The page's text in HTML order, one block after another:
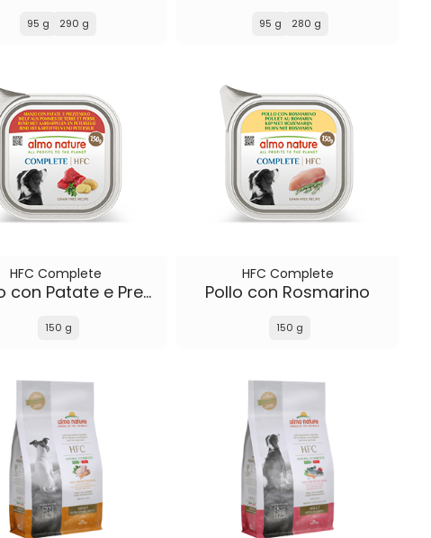
95 g 290 g 95 g 280 g
HFC Complete
Manzo con Patate e Prezzemolo
150 g
HFC Complete
Pollo con Rosmarino
150 g